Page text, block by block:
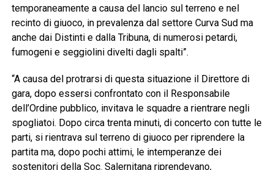
temporaneamente a causa del lancio sul terreno e nel
recinto di giuoco, in prevalenza dal settore Curva Sud ma
anche dai Distinti e dalla Tribuna, di numerosi petardi,
fumogeni e seggiolini divelti dagli spalti”.
“A causa del protrarsi di questa situazione il Direttore di
gara, dopo essersi confrontato con il Responsabile
dell’Ordine pubblico, invitava le squadre a rientrare negli
spogliatoi. Dopo circa trenta minuti, di concerto con tutte le
parti, si rientrava sul terreno di giuoco per riprendere la
partita ma, dopo pochi attimi, le intemperanze dei
sostenitori della Soc. Salernitana riprendevano,